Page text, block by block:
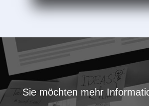
Sie möchten mehr